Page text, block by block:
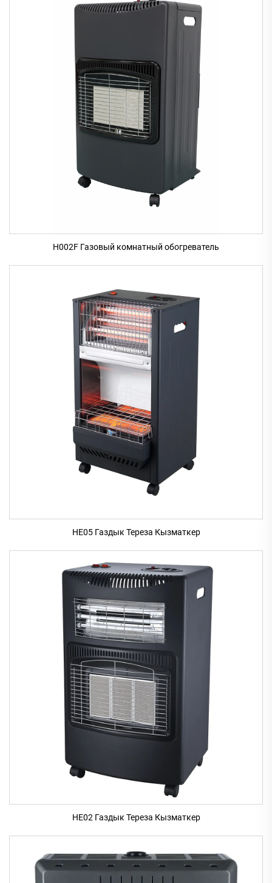
H002F Газовый комнатный обогреватель
HE05 Газдык Тереза Кызматкер
HE02 Газдык Тереза Кызматкер